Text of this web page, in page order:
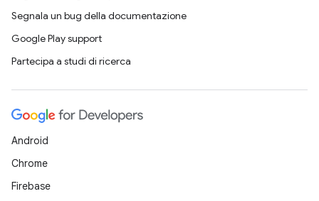
Segnala un bug della documentazione
Google Play support
Partecipa a studi di ricerca
Android
Chrome
Firebase